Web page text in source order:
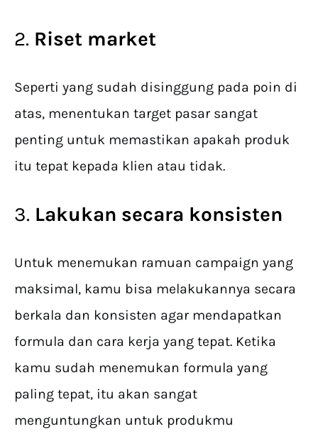
2. Riset market
Seperti yang sudah disinggung pada poin di
atas, menentukan target pasar sangat
penting untuk memastikan apakah produk
itu tepat kepada klien atau tidak.
3. Lakukan secara konsisten
Untuk menemukan ramuan campaign yang
maksimal, kamu bisa melakukannya secara
berkala dan konsisten agar mendapatkan
formula dan cara kerja yang tepat. Ketika
kamu sudah menemukan formula yang
paling tepat, itu akan sangat
menguntungkan untuk produkmu